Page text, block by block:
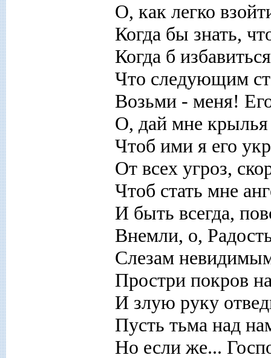
О, как легко
Когда бы знать,
Когда б
Что следующим
Возьми - меня!
О, дай мне крылья
Чтоб ими я его
От всех угроз,
Чтоб стать мне
И быть всегда,
Внемли, о,
Слезам
Простри покров
И злую руку
Пусть тьма над
Но если же...